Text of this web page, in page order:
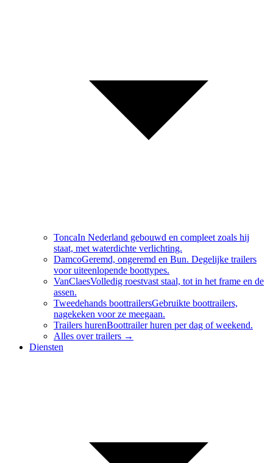
ToncaIn Nederland gebouwd en compleet zoals hij
staat, met waterdichte verlichting.
DamcoGeremd, ongeremd en Bun. Degelijke trailers
voor uiteenlopende boottypes.
VanClaesVolledig roestvast staal, tot in het frame en de
assen.
Tweedehands boottrailersGebruikte boottrailers,
nagekeken voor ze meegaan.
Trailers hurenBoottrailer huren per dag of weekend.
Alles overtrailers →
Diensten